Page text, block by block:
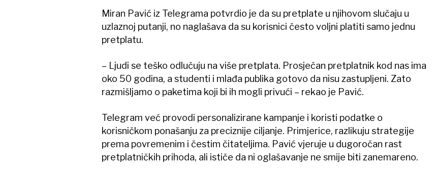
Miran Pavić iz Telegrama potvrdio je da su pretplate u njihovom slučaju u
uzlaznoj putanji, no naglašava da su korisnici često voljni platiti samo jednu
pretplatu.
– Ljudi se teško odlučuju na više pretplata. Prosječan pretplatnik kod nas ima
oko 50 godina, a studenti i mlađa publika gotovo da nisu zastupljeni. Zato
razmišljamo o paketima koji bi ih mogli privući – rekao je Pavić.
Telegram već provodi personalizirane kampanje i koristi podatke o
korisničkom ponašanju za preciznije ciljanje. Primjerice, razlikuju strategije
prema povremenim i čestim čitateljima. Pavić vjeruje u dugoročan rast
pretplatničkih prihoda, ali ističe da ni oglašavanje ne smije biti zanemareno.